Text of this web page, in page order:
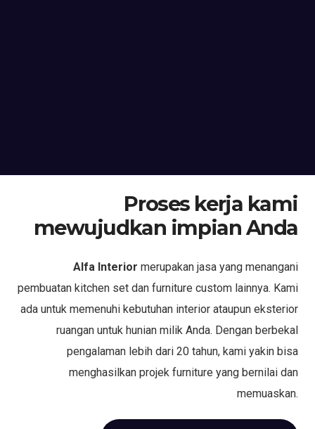
Proses kerja kami
mewujudkan impian Anda
Alfa Interior merupakan jasa yang menangani
pembuatan kitchen set dan furniture custom lainnya. Kami
ada untuk memenuhi kebutuhan interior ataupun eksterior
ruangan untuk hunian milik Anda. Dengan berbekal
pengalaman lebih dari 20 tahun, kami yakin bisa
menghasilkan projek furniture yang bernilai dan
memuaskan.